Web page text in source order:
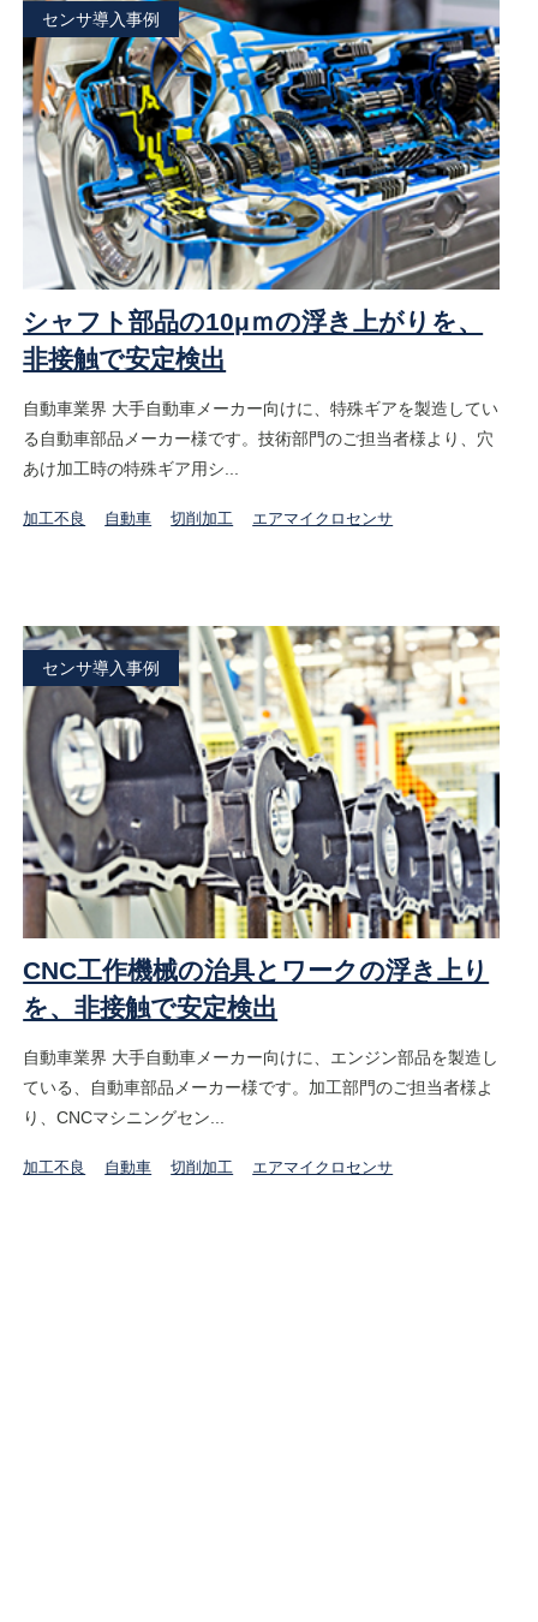
センサ導入事例
シャフト部品の10μｍの浮き上がりを、
非接触で安定検出
自動車業界 大手自動車メーカー向けに、特殊ギアを製造してい
る自動車部品メーカー様です。技術部門のご担当者様より、穴
あけ加工時の特殊ギア用シ...
加工不良 自動車 切削加工 エアマイクロセンサ
センサ導入事例
CNC工作機械の治具とワークの浮き上り
を、非接触で安定検出
自動車業界 大手自動車メーカー向けに、エンジン部品を製造し
ている、自動車部品メーカー様です。加工部門のご担当者様よ
り、CNCマシニングセン...
加工不良 自動車 切削加工 エアマイクロセンサ